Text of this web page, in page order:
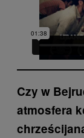
Czy w
atmosfera